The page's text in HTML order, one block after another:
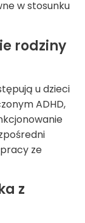
w stosunku
rodziny
u dzieci
ADHD,
ze
z